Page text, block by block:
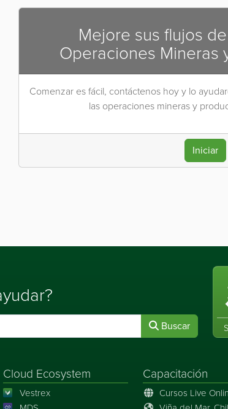
Mejore sus flujos
Operaciones Mineras
Comenzar es fácil, contáctenos hoy y lo
las operaciones mineras y
Iniciar
Buscar
Cloud Ecosystem
Vestrex
Capacitación
Cursos Live